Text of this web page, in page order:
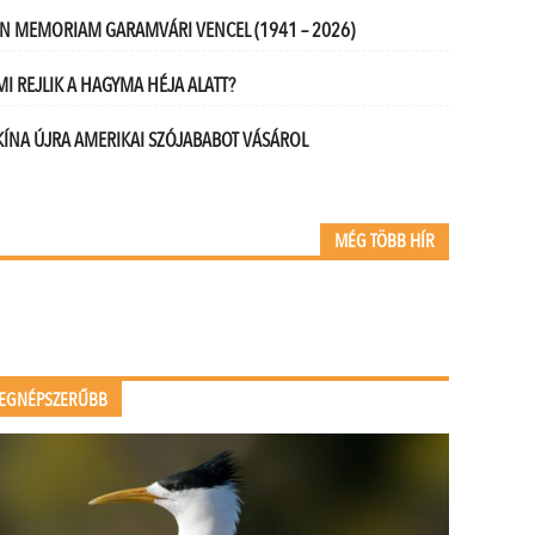
MEMORIAM GARAMVÁRI VENCEL (1941 – 2026)
REJLIK A HAGYMA HÉJA ALATT?
ÚJRA AMERIKAI SZÓJABABOT VÁSÁROL
MÉG TÖBB HÍR